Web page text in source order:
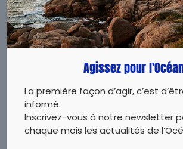
TÉLÉCHARGER
Agissez pour
La première façon d’agir, c’est
informé.
Inscrivez-vous à notre newsletter
chaque mois les actualités de